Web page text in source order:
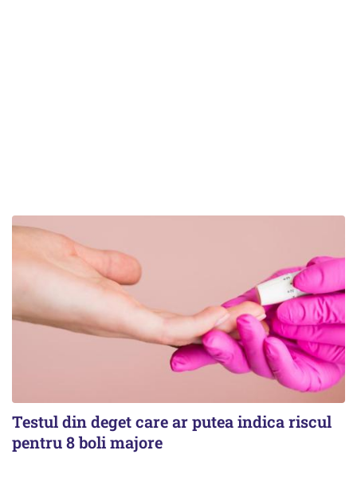
Testul din deget care ar putea indica riscul
pentru 8 boli majore